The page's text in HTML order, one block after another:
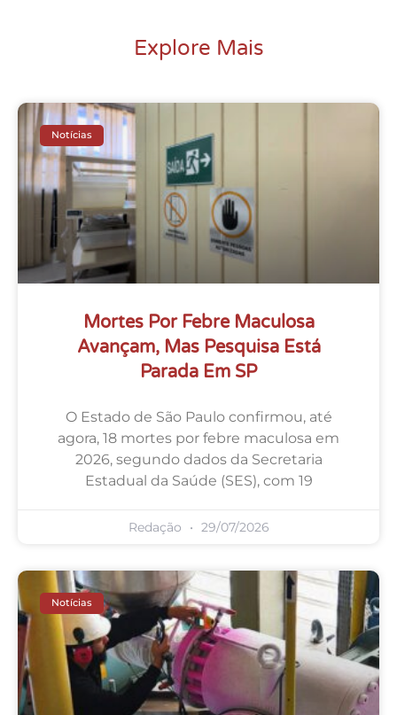
Explore Mais
Notícias
Mortes Por Febre Maculosa
Avançam, Mas Pesquisa Está
Parada Em SP
O Estado de São Paulo confirmou, até
agora, 18 mortes por febre maculosa em
2026, segundo dados da Secretaria
Estadual da Saúde (SES), com 19
Redação 29/07/2026
Notícias